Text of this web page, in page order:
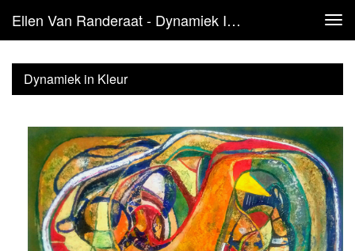
Ellen Van Randeraat - Dynamiek In Kleur
Dynamiek in Kleur